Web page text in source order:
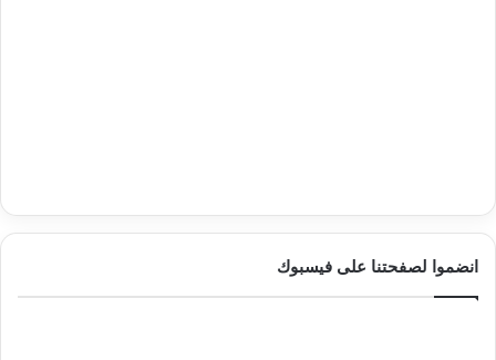
انضموا لصفحتنا على فيسبوك